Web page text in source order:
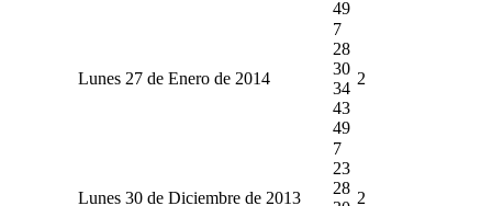
49
Lunes 27 de Enero de 2014
7
28
30
34
43
49
2
Lunes 30 de Diciembre de 2013
7
23
28
2